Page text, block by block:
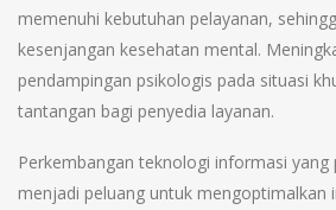
memenuhi kebutuhan pelayanan,
kesenjangan kesehatan mental.
pendampingan psikologis pada situasi
tantangan bagi penyedia layanan.
Perkembangan teknologi informasi yang
menjadi peluang untuk mengoptimalkan